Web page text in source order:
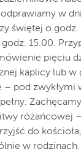
w
świętej o godz.
15.00.
pięciu
kaplicy lub w
– pod zwykłymi
różańcowej
do
w rodzinach.